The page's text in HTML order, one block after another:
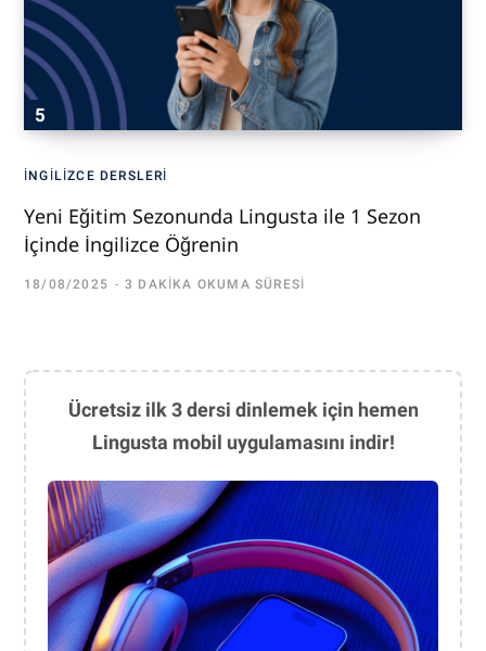
İNGILIZCE DERSLERI
Yeni Eğitim Sezonunda Lingusta ile 1 Sezon
İçinde İngilizce Öğrenin
18/08/2025 3 DAKIKA OKUMA SÜRESI
Ücretsiz ilk 3 dersi dinlemek için hemen
Lingusta mobil uygulamasını indir!